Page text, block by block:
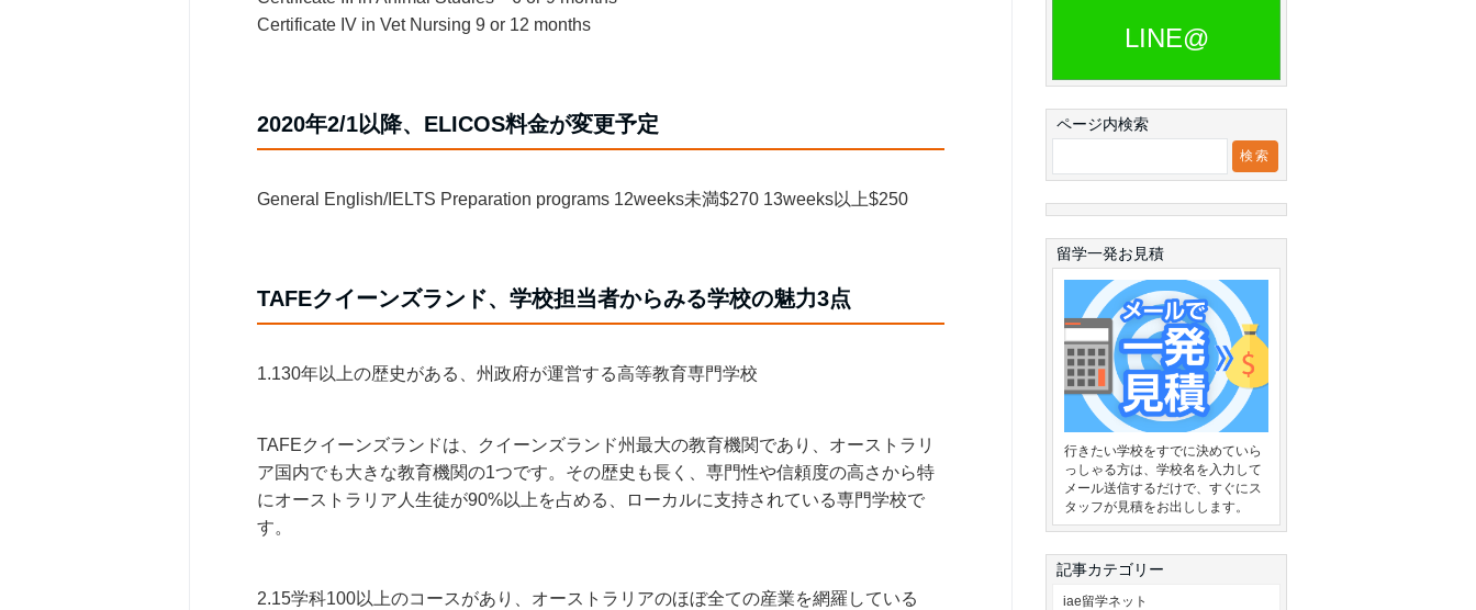
Certificate IV in Vet Nursing 9 or 12 months
2020年2/1以降、ELICOS料金が変更予定
General English/IELTS Preparation programs 12weeks未満$270 13weeks以上$250
TAFEクイーンズランド、学校担当者からみる学校の魅力3点
1.130年以上の歴史がある、州政府が運営する高等教育専門学校
TAFEクイーンズランドは、クイーンズランド州最大の教育機関であり、オーストラリ
ア国内でも大きな教育機関の1つです。その歴史も長く、専門性や信頼度の高さから特
にオーストラリア人生徒が90%以上を占める、ローカルに支持されている専門学校で
す。
2.15学科100以上のコースがあり、オーストラリアのほぼ全ての産業を網羅している
LINE@
ページ内検索
留学一発お見積
行きたい学校をすでに決めていら
っしゃる方は、学校名を入力して
メール送信するだけで、すぐにス
タッフが見積をお出しします。
記事カテゴリー
iae留学ネット